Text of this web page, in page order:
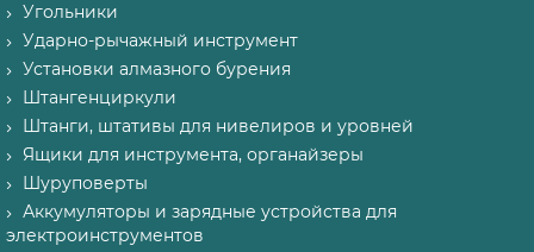
Угольники
Ударно-рычажный инструмент
Установки алмазного бурения
Штангенциркули
Штанги, штативы для нивелиров и уровней
Ящики для инструмента, органайзеры
Шуруповерты
Аккумуляторы и зарядные устройства для
электроинструментов